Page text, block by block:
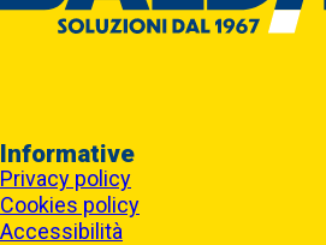
Informative
Privacy policy
Cookies policy
Accessibilità